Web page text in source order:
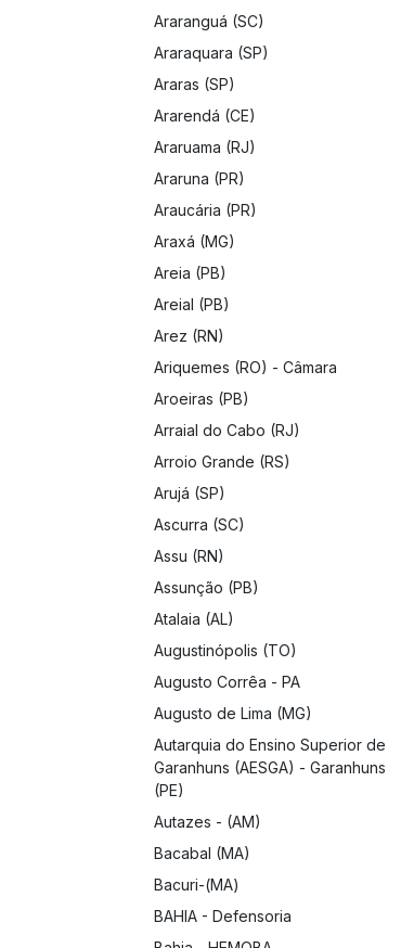
Araranguá (SC)
Araraquara (SP)
Araras (SP)
Ararendá (CE)
Araruama (RJ)
Araruna (PR)
Araucária (PR)
Araxá (MG)
Areia (PB)
Areial (PB)
Arez (RN)
Ariquemes (RO) - Câmara
Aroeiras (PB)
Arraial do Cabo (RJ)
Arroio Grande (RS)
Arujá (SP)
Ascurra (SC)
Assu (RN)
Assunção (PB)
Atalaia (AL)
Augustinópolis (TO)
Augusto Corrêa - PA
Augusto de Lima (MG)
Autarquia do Ensino Superior de
Garanhuns (AESGA) - Garanhuns
(PE)
Autazes - (AM)
Bacabal (MA)
Bacuri-(MA)
BAHIA - Defensoria